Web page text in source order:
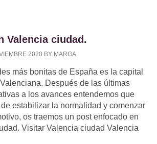
Valencia ciudad.
2020 BY MARGA
más bonitas de España es la capital
Después de las últimas
a los avances entendemos que
estabilizar la normalidad y comenzar
os traemos un post enfocado en
Visitar Valencia ciudad Valencia